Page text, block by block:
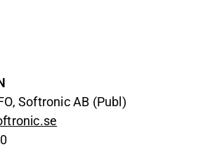
Softronic AB (Publ)